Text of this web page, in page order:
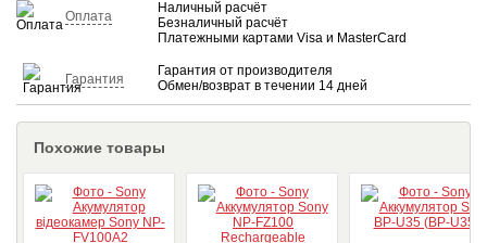
Оплата
Наличный расчёт
Безналичный расчёт
Платежными картами Visa и MasterCard
Гарантия
Гарантия от производителя
Обмен/возврат в течении 14 дней
Похожие товары